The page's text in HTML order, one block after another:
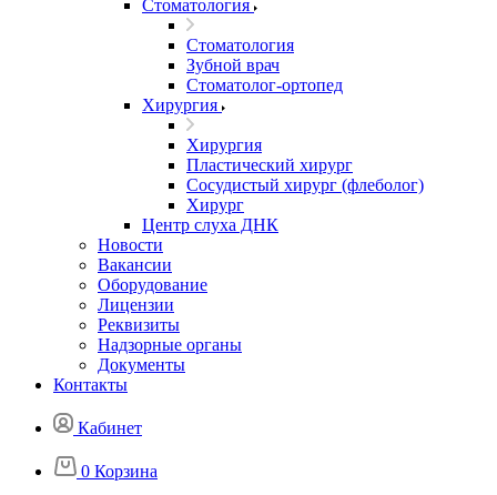
Стоматология
Стоматология
Зубной врач
Стоматолог-ортопед
Хирургия
Хирургия
Пластический хирург
Сосудистый хирург (флеболог)
Хирург
Центр слуха ДНК
Новости
Вакансии
Оборудование
Лицензии
Реквизиты
Надзорные органы
Документы
Контакты
Кабинет
0 Корзина